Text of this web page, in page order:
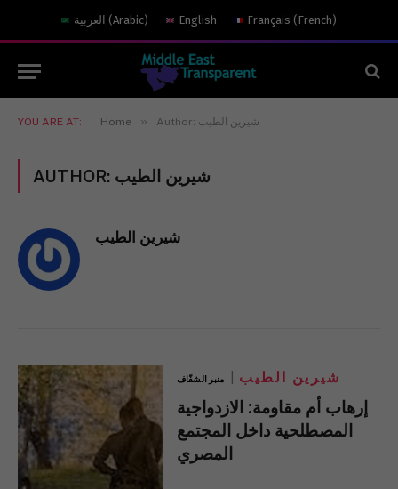
العربية (Arabic) English Français (French)
YOU ARE AT: Home » Author: شيرين الطيب
AUTHOR: شيرين الطيب
شيرين الطيب
منبر الشفّاف شيرين الطيب
إرهاب أم مقاومة: الازدواجية
المصطلحية داخل المجتمع
المصري